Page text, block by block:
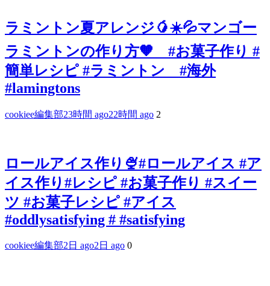
ラミントン夏アレンジ🥭☀️💦マンゴー
ラミントンの作り方🧡 #お菓子作り #
簡単レシピ #ラミントン #海外
#lamingtons
cookiee編集部23時間 ago22時間 ago 2
ロールアイス作り🍨#ロールアイス #ア
イス作り#レシピ #お菓子作り #スイー
ツ #お菓子レシピ #アイス
#oddlysatisfying # #satisfying⁠
cookiee編集部2日 ago2日 ago 0